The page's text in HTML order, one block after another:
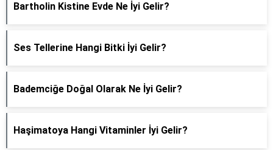
Bartholin Kistine Evde Ne İyi Gelir?
Ses Tellerine Hangi Bitki İyi Gelir?
Bademciğe Doğal Olarak Ne İyi Gelir?
Haşimatoya Hangi Vitaminler İyi Gelir?